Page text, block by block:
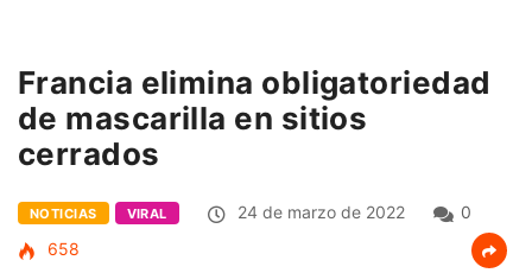
Francia elimina obligatoriedad
de mascarilla en sitios
cerrados
NOTICIAS VIRAL 24 de marzo de 2022
0
658